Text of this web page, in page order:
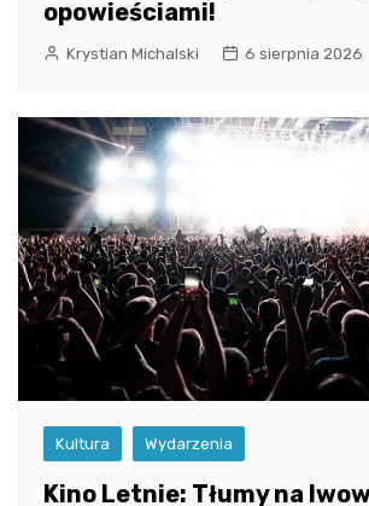
opowieściami!
Krystian Michalski 6 sierpnia 2026
Kultura Wydarzenia
Kino Letnie: Tłumy na